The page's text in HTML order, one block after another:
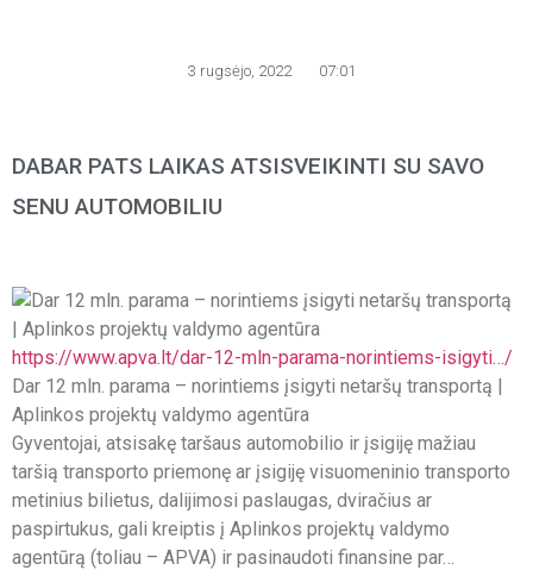
3 rugsėjo, 2022 07:01
DABAR PATS LAIKAS ATSISVEIKINTI SU SAVO
SENU AUTOMOBILIU
https://www.apva.lt/dar-12-mln-parama-norintiems-isigyti…/
Dar 12 mln. parama – norintiems įsigyti netaršų transportą |
Aplinkos projektų valdymo agentūra
Gyventojai, atsisakę taršaus automobilio ir įsigiję mažiau
taršią transporto priemonę ar įsigiję visuomeninio transporto
metinius bilietus, dalijimosi paslaugas, dviračius ar
paspirtukus, gali kreiptis į Aplinkos projektų valdymo
agentūrą (toliau – APVA) ir pasinaudoti finansine par…